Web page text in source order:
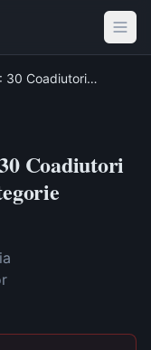
30 Coadiutori
Coadiutori